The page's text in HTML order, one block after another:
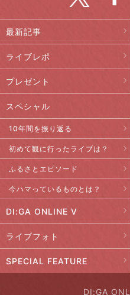
最新記事
ライブレポ
プレゼント
スペシャル
10年間を振り返る
初めて観に行ったライブは？
ふるさとエピソード
今ハマっているものとは？
DI:GA ONLINE V
ライブフォト
SPECIAL FEATURE
DI:GA